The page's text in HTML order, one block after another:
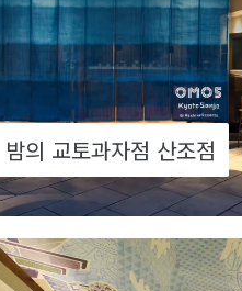
밤의 교토과자점 산조점